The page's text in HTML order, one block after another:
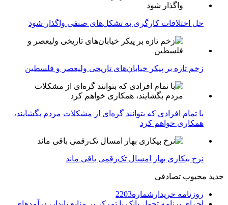
حل اختلافات کارگری به تشکل‌های صنفی واگذار شود
زخم تازه بر پیکر خیابان‌های تاریخی ولیعصر و فلسطین
با تمام افرادی که بتوانند گره‌ای از مشکلات مردم بگشایند،
همکاری خواهم کرد
نرخ بیکاری بهار امسال تک‌رقمی باقی ماند
جدید محبوب تصادفی
روزنامه خریدارشماره2203